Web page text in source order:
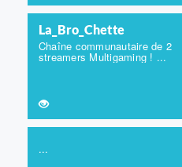
La_Bro_Chette
Chaîne communautaire de 2
streamers Multigaming ! ...
...